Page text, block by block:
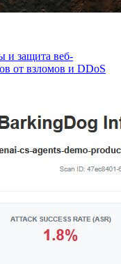
и защита веб-
от взломов и DDoS